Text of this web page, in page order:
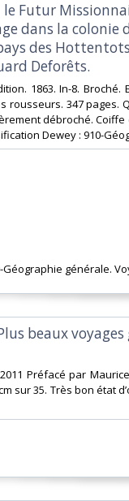
le Futur
dans la colonie
des
Deforêts.‎
1863. In-8.
rousseurs. 347 pages.
débroché.
Dewey : 910-
Géographie générale.
beaux
Préfacé par
sur 35. Très bon état